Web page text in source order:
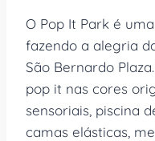
O Pop It Park é
fazendo a alegria
São Bernardo
pop it nas cores
sensoriais, piscina
camas elásticas,